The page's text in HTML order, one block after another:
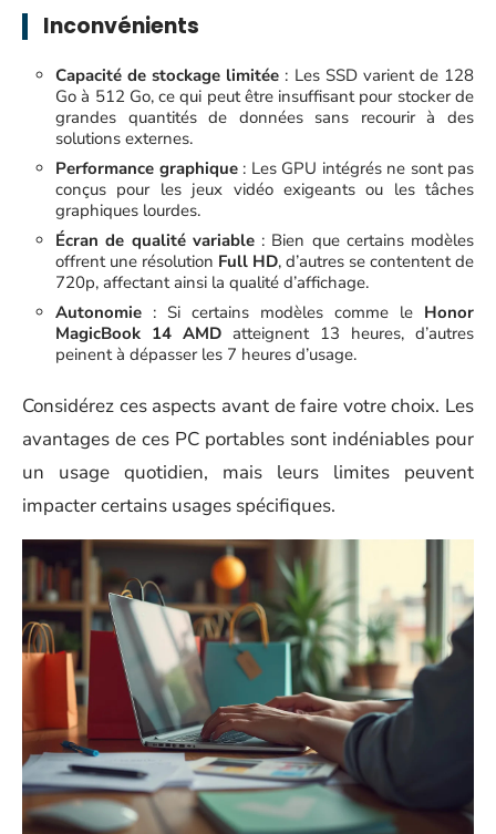
Inconvénients
Capacité de stockage limitée : Les SSD varient de 128
Go à 512 Go, ce qui peut être insuffisant pour stocker de
grandes quantités de données sans recourir à des
solutions externes.
Performance graphique: Les GPU intégrés ne sont pas
conçus pour les jeux vidéo exigeants ou les tâches
graphiques lourdes.
Écran de qualité variable: Bien que certains modèles
offrent une résolution Full HD, d’autres se contentent de
720p, affectant ainsi la qualité d’affichage.
Autonomie : Si certains modèles comme le Honor
MagicBook 14 AMD atteignent 13 heures, d’autres
peinent à dépasser les 7 heures d’usage.
Considérez ces aspects avant de faire votre choix. Les
avantages de ces PC portables sont indéniables pour
un usage quotidien, mais leurs limites peuvent
impacter certains usages spécifiques.